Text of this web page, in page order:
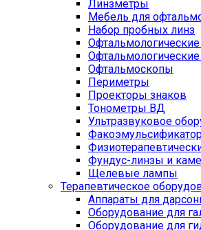
Линзметры
Мебель для
Набор пробных линз
Офтальмоскопы
Периметры
Проекторы знаков
Тонометры ВД
Ультразвуковое
Фундус-линзы и
Щелевые лампы
Терапевтическое
Аппараты для
Оборудование для
Оборудование для